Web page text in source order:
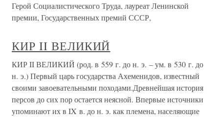
Герой Социалистического Труда, лауреат Ленинской
премии, Государственных премий СССР,
КИР II ВЕЛИКИЙ
КИР II ВЕЛИКИЙ (род. в 559 г. до н. э. – ум. в 530 г. до
н. э.) Первый царь государства Ахеменидов, известный
своими завоевательными походами.Древнейшая история
персов до сих пор остается неясной. Впервые источники
упоминают их в IX в. до н. э. как племена, населяющие